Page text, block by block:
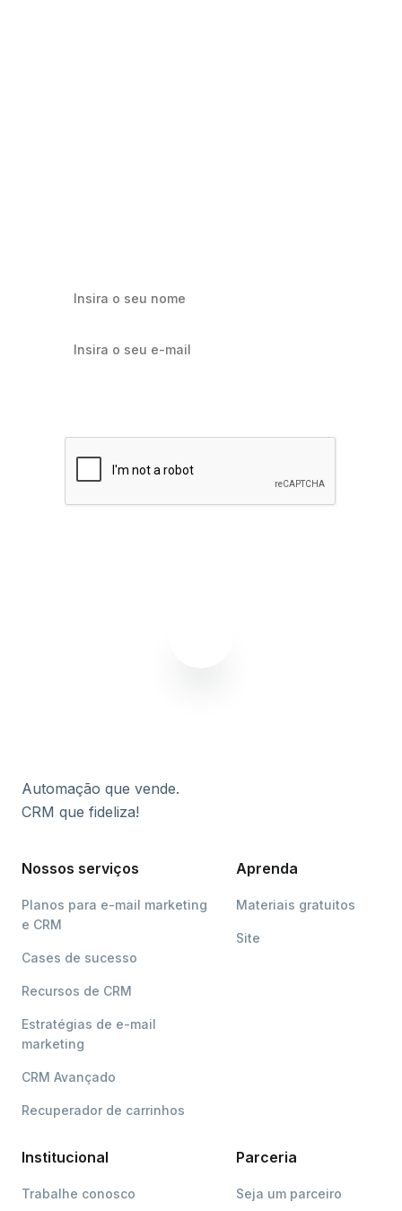
Automação que vende.
CRM que fideliza!
Nossos serviços
Planos para e-mail marketing
e CRM
Cases de sucesso
Recursos de CRM
Estratégias de e-mail
marketing
CRM Avançado
Recuperador de carrinhos
Aprenda
Materiais gratuitos
Site
Institucional
Trabalhe conosco
Parceria
Seja um parceiro